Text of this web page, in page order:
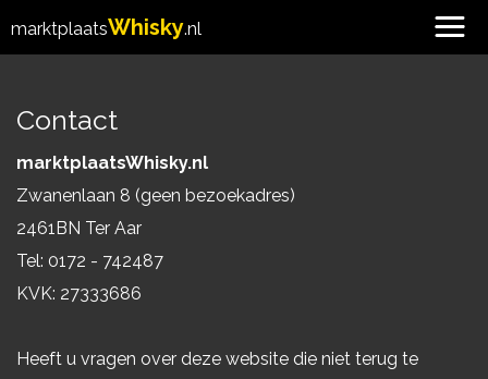
marktplaatsWhisky.nl
Contact
marktplaatsWhisky.nl
Zwanenlaan 8 (geen bezoekadres)
2461BN Ter Aar
Tel: 0172 - 742487
KVK: 27333686
Heeft u vragen over deze website die niet terug te